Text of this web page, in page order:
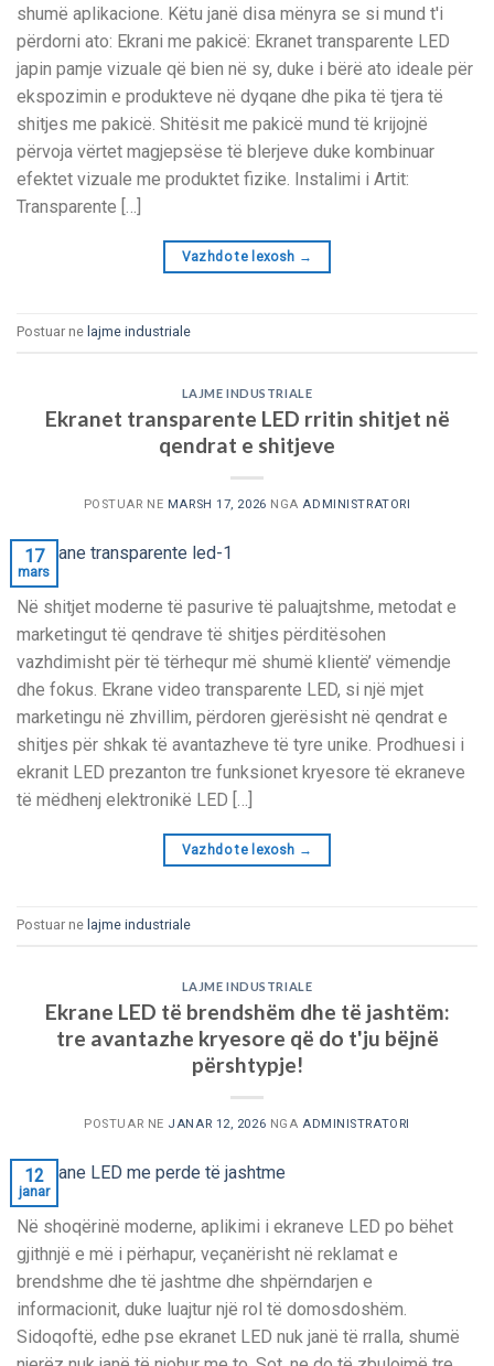
shumë aplikacione. Këtu janë disa mënyra se si mund t'i
përdorni ato: Ekrani me pakicë: Ekranet transparente LED
japin pamje vizuale që bien në sy, duke i bërë ato ideale për
ekspozimin e produkteve në dyqane dhe pika të tjera të
shitjes me pakicë. Shitësit me pakicë mund të krijojnë
përvoja vërtet magjepsëse të blerjeve duke kombinuar
efektet vizuale me produktet fizike. Instalimi i Artit:
Transparente […]
Vazhdo te lexosh →
Postuar ne lajme industriale
LAJME INDUSTRIALE
Ekranet transparente LED rritin shitjet në
qendrat e shitjeve
POSTUAR NE MARSH 17, 2026 NGAADMINISTRATORI
17
mars
Në shitjet moderne të pasurive të paluajtshme, metodat e
marketingut të qendrave të shitjes përditësohen
vazhdimisht për të tërhequr më shumë klientë’ vëmendje
dhe fokus. Ekrane video transparente LED, si një mjet
marketingu në zhvillim, përdoren gjerësisht në qendrat e
shitjes për shkak të avantazheve të tyre unike. Prodhuesi i
ekranit LED prezanton tre funksionet kryesore të ekraneve
të mëdhenj elektronikë LED […]
Vazhdo te lexosh →
Postuar ne lajme industriale
LAJME INDUSTRIALE
Ekrane LED të brendshëm dhe të jashtëm:
tre avantazhe kryesore që do t'ju bëjnë
përshtypje!
POSTUAR NE JANAR 12, 2026 NGA ADMINISTRATORI
12
janar
Në shoqërinë moderne, aplikimi i ekraneve LED po bëhet
gjithnjë e më i përhapur, veçanërisht në reklamat e
brendshme dhe të jashtme dhe shpërndarjen e
informacionit, duke luajtur një rol të domosdoshëm.
Sidoqoftë, edhe pse ekranet LED nuk janë të rralla, shumë